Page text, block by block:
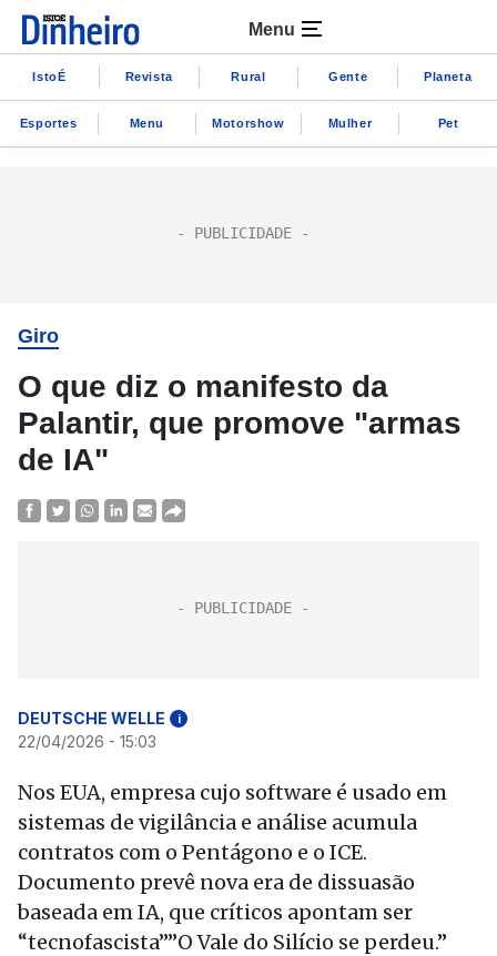
Menu
IstoÉ Revista Rural Gente Planeta
Esportes Menu Motorshow Mulher Pet
Giro
O que diz o manifesto da
Palantir, que promove "armas
de IA"
DEUTSCHE WELLE i
22/04/2026 - 15:03
Nos EUA, empresa cujo software é usado em
sistemas de vigilância e análise acumula
contratos com o Pentágono e o ICE.
Documento prevê nova era de dissuasão
baseada em IA, que críticos apontam ser
“tecnofascista””O Vale do Silício se perdeu.”